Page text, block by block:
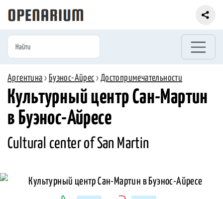
Аргентина › Буэнос-Айрес › Достопримечательности
Культурный центр Сан-Мартин
в Буэнос-Айресе
Cultural center of San Martin